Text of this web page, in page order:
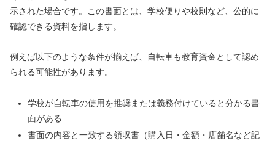
示された場合です。この書面とは、学校便りや校則など、公的に
確認できる資料を指します。
例えば以下のような条件が揃えば、自転車も教育資金として認め
られる可能性があります。
学校が自転車の使用を推奨または義務付けていると分かる書
面がある
書面の内容と一致する領収書（購入日・金額・店舗名など記